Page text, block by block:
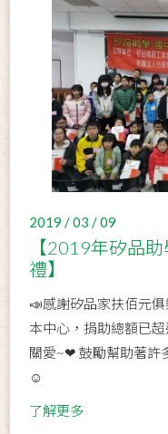
2019 / 03 / 09
【2019年矽品
禮】
📣感謝矽品家扶佰元
本中心，捐助總額已
關愛~❤ 鼓勵幫助著許
☺
了解更多